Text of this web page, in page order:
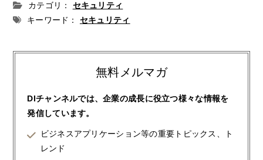
カテゴリ：
セキュリティ
キーワード：
セキュリティ
無料メルマガ
DIチャンネルでは、企業の成長に役立つ様々な情報を
発信しています。
ビジネスアプリケーション等の重要トピックス、ト
レンド